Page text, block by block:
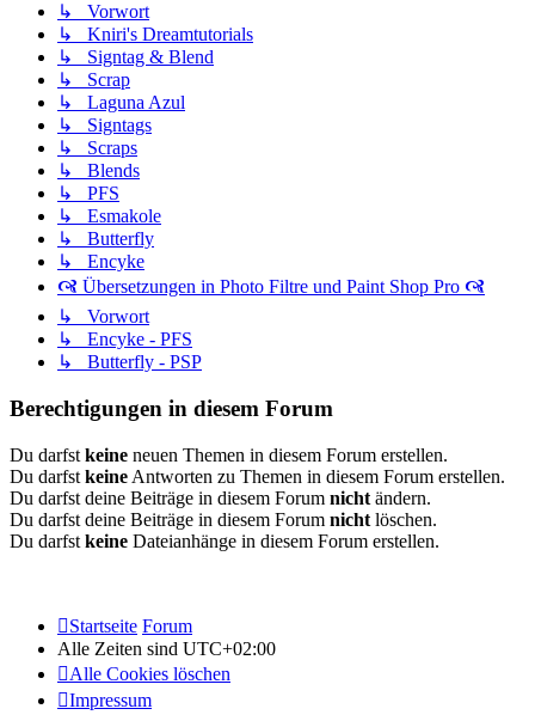
↳ Vorwort
↳ Kniri's Dreamtutorials
↳ Signtag & Blend
↳ Scrap
↳ Laguna Azul
↳ Signtags
↳ Scraps
↳ Blends
↳ PFS
↳ Esmakole
↳ Butterfly
↳ Encyke
🙧 Übersetzungen in Photo Filtre und Paint Shop Pro 🙧
↳ Vorwort
↳ Encyke - PFS
↳ Butterfly - PSP
Berechtigungen in diesem Forum
Du darfst keine neuen Themen in diesem Forum erstellen.
Du darfst keine Antworten zu Themen in diesem Forum erstellen.
Du darfst deine Beiträge in diesem Forum nicht ändern.
Du darfst deine Beiträge in diesem Forum nicht löschen.
Du darfst keine Dateianhänge in diesem Forum erstellen.
Startseite Forum
Alle Zeiten sind UTC+02:00
Alle Cookies löschen
Impressum